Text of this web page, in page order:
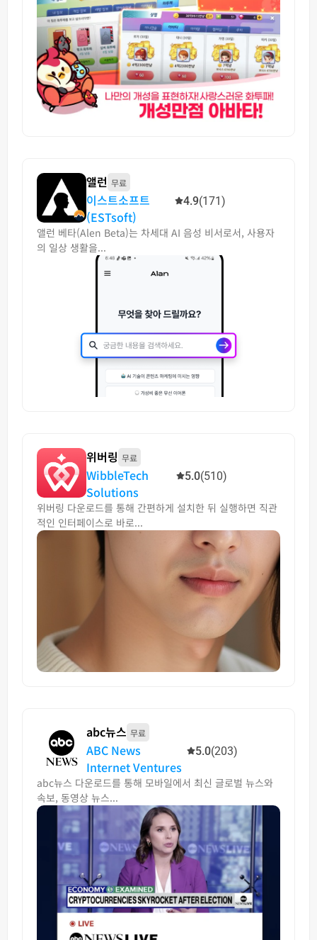
앨런 무료
이스트소프트
(ESTsoft)
4.9(171)
앨런 베타(Alen Beta)는 차세대 AI 음성 비서로서, 사용자
의 일상 생활을...
위버링 무료
WibbleTech
Solutions
5.0(510)
위버링 다운로드를 통해 간편하게 설치한 뒤 실행하면 직관
적인 인터페이스로 바로...
abc뉴스 무료
ABC News
Internet Ventures
5.0(203)
abc뉴스 다운로드를 통해 모바일에서 최신 글로벌 뉴스와
속보, 동영상 뉴스...